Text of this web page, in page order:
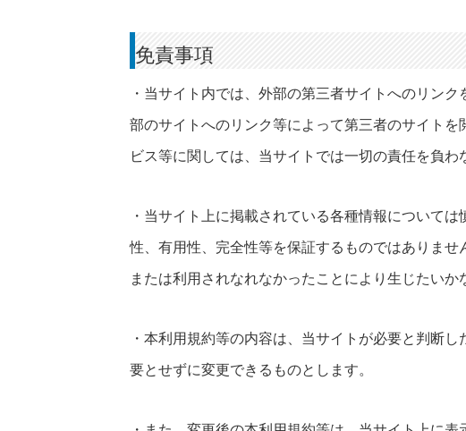
免責事項
・当サイト内では、外部の第三者サイトへのリン
部のサイトへのリンク等によって第三者のサイト
ビス等に関しては、当サイトでは一切の責任を負わ
・当サイト上に掲載されている各種情報について
性、有用性、完全性等を保証するものではありませ
または利用されなれなかったことにより生じたいか
・本利用規約等の内容は、当サイトが必要と判断
要とせずに変更できるものとします。